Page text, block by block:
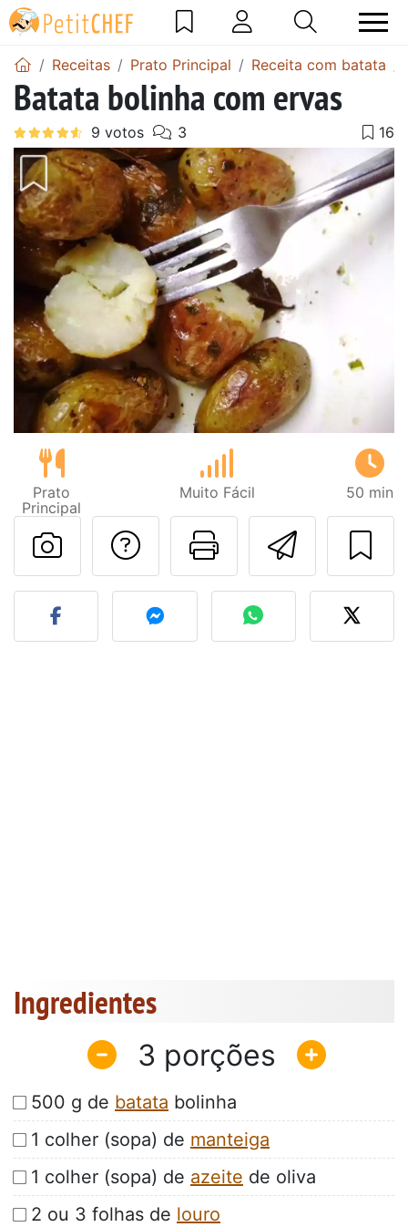
Receitas Prato Principal Receita com batata
Batata bolinha com ervas
Prato
Principal
Muito Fácil 50 min
Imprima
Falar com o autor
Fez esta receita?
Ingredientes
3
500 g de batata bolinha
1 colher (sopa) de manteiga
1 colher (sopa) de azeite de oliva
2 ou 3 folhas de louro